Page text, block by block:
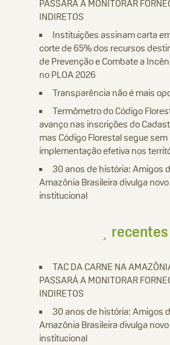
PASSARÁ A MONITORAR
INDIRETOS
Instituições assinam carta
corte de 65% dos recursos
de Prevenção e Combate a
no PLOA 2026
Transparência não é mais
Termômetro do Código
avanço nas inscrições do
mas Código Florestal segue sem
implementação efetiva nos
30 anos de história: Amigos
Amazônia Brasileira divulga
institucional
recentes
TAC DA CARNE NA
PASSARÁ A MONITORAR
INDIRETOS
30 anos de história: Amigos
Amazônia Brasileira divulga
institucional